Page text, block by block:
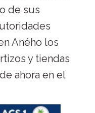
de sus
Aného los
y tiendas
ahora en el